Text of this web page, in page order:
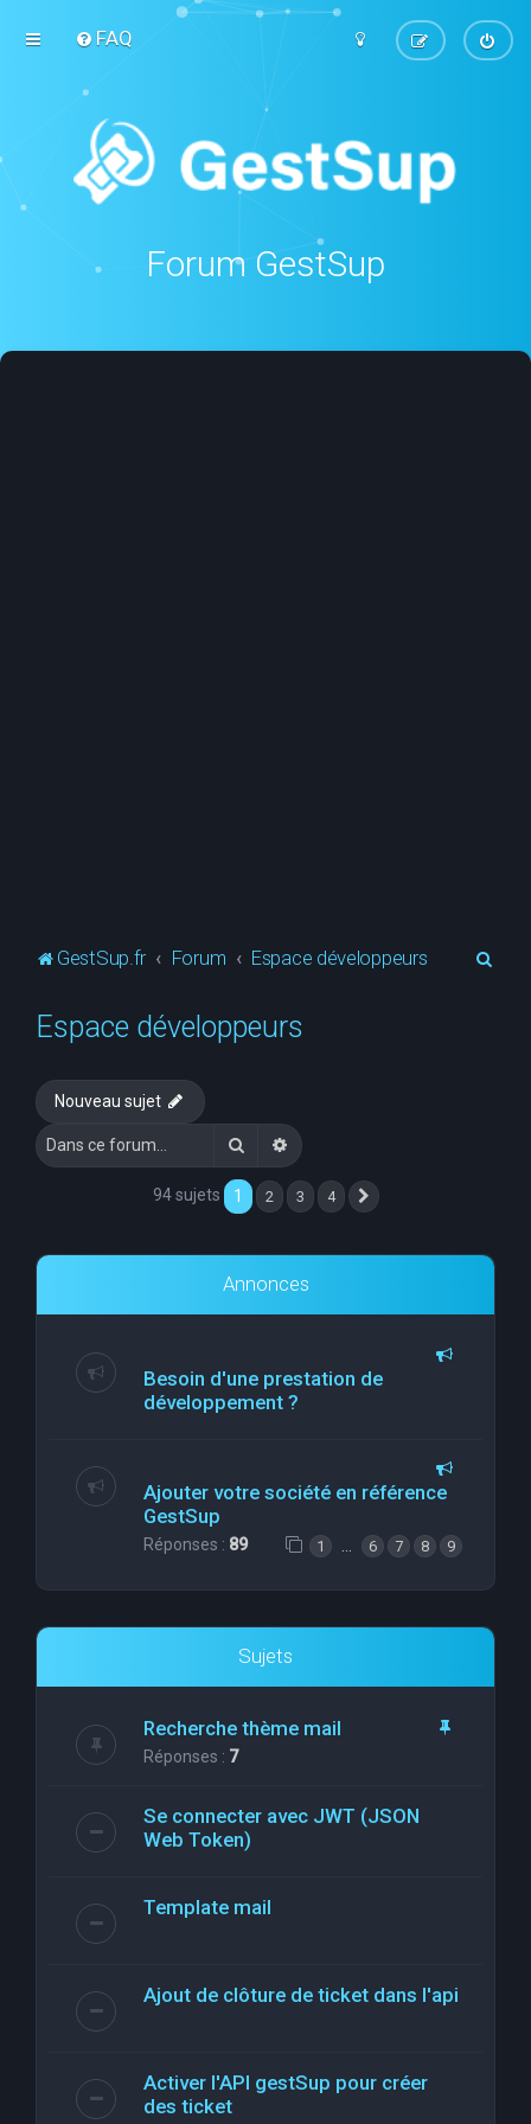
FAQ
Forum GestSup
GestSup.fr Forum Espace développeurs
Espace développeurs
Nouveau sujet
RechercherRecherche avancée
94 sujets 1 2 3 4
Annonces
Besoin d'une prestation de
développement ?
Ajouter votre société en référence
GestSup
Réponses : 89 1 6 7 8 9
Sujets
Recherche thème mail
Réponses : 7
Se connecter avec JWT (JSON
Web Token)
Template mail
Ajout de clôture de ticket dans l'api
Activer l'API gestSup pour créer
des ticket